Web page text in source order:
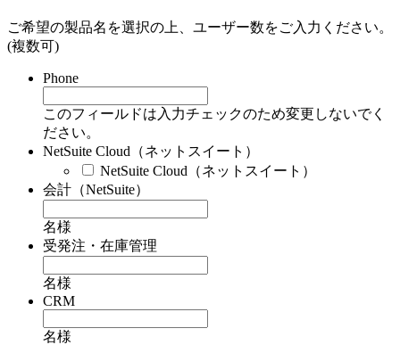
ご希望の製品名を選択の上、ユーザー数をご入力ください。
(複数可)
Phone
このフィールドは入力チェックのため変更しないでく
ださい。
NetSuite Cloud（ネットスイート）
NetSuite Cloud（ネットスイート）
会計（NetSuite）
名様
受発注・在庫管理
名様
CRM
名様